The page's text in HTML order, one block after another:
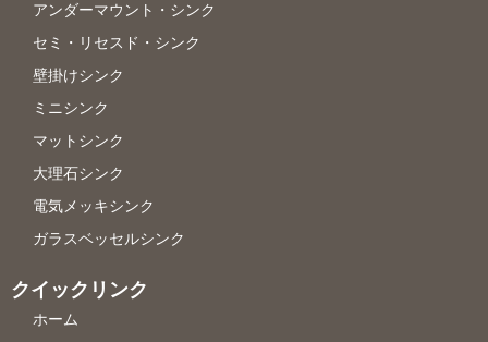
アンダーマウント・シンク
セミ・リセスド・シンク
壁掛けシンク
ミニシンク
マットシンク
大理石シンク
電気メッキシンク
ガラスベッセルシンク
クイックリンク
ホーム